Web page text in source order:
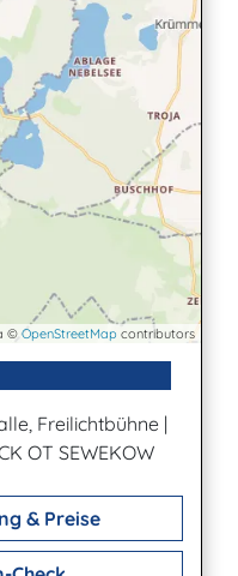
©OpenStreetMap contributors
Freilichtbühne |
OT SEWEKOW
& Preise